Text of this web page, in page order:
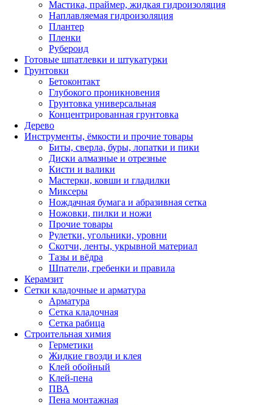
Мастика, праймер, жидкая гидроизоляция
Наплавляемая гидроизоляция
Плантер
Пленки
Рубероид
Готовые шпатлевки и штукатурки
Грунтовки
Бетоконтакт
Глубокого проникновения
Грунтовка универсальная
Концентрированная грунтовка
Дерево
Инструменты, ёмкости и прочие товары
Биты, сверла, буры, лопатки и пики
Диски алмазные и отрезные
Кисти и валики
Мастерки, ковши и гладилки
Миксеры
Нождачная бумага и абразивная сетка
Ножовки, пилки и ножи
Прочие товары
Рулетки, угольники, уровни
Скотчи, ленты, укрывной материал
Тазы и вёдра
Шпатели, гребенки и правила
Керамзит
Сетки кладочные и арматура
Арматура
Сетка кладочная
Сетка рабица
Строительная химия
Герметики
Жидкие гвозди и клея
Клей обойный
Клей-пена
ПВА
Пена монтажная